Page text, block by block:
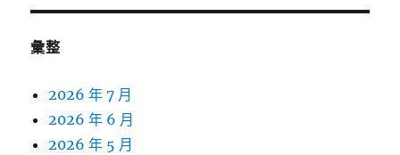
彙整
2026 年 7 月
2026 年 6 月
2026 年 5 月